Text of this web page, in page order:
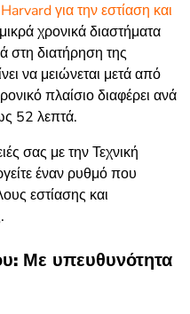
για την εστίαση και
χρονικά διαστήματα
στη διατήρηση της
να μειώνεται μετά από
πλαίσιο διαφέρει ανά
52 λεπτά.
σας με την Τεχνική
έναν ρυθμό που
εστίασης και
Με υπευθυνότητα